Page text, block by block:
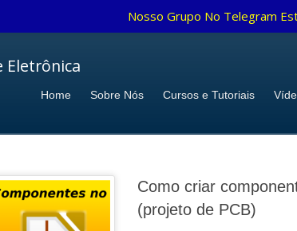
Home Sobre Nós Cursos e Tutoriais
Como criar
(projeto de PCB)
Nosso Grupo No Telegram